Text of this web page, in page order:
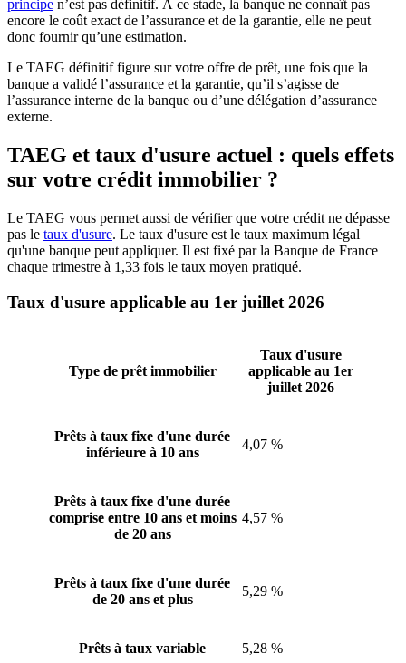
principe n’est pas définitif. À ce stade, la banque ne connaît pas
encore le coût exact de l’assurance et de la garantie, elle ne peut
donc fournir qu’une estimation.
Le TAEG définitif figure sur votre offre de prêt, une fois que la
banque a validé l’assurance et la garantie, qu’il s’agisse de
l’assurance interne de la banque ou d’une délégation d’assurance
externe.
TAEG et taux d'usure actuel : quels effets
sur votre crédit immobilier ?
Le TAEG vous permet aussi de vérifier que votre crédit ne dépasse
pas le taux d'usure. Le taux d'usure est le taux maximum légal
qu'une banque peut appliquer. Il est fixé par la Banque de France
chaque trimestre à 1,33 fois le taux moyen pratiqué.
Taux d'usure applicable au 1er juillet 2026
Type de prêt immobilier
Taux d'usure
applicable au 1er
juillet 2026
Prêts à taux fixe d'une durée
inférieure à 10 ans
4,07 %
Prêts à taux fixe d'une durée
comprise entre 10 ans et moins
de 20 ans
4,57 %
Prêts à taux fixe d'une durée
de 20 ans et plus
5,29 %
Prêts à taux variable 5,28 %